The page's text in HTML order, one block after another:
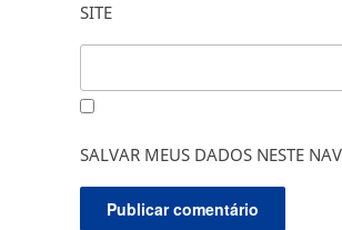
SITE
SALVAR MEUS DADOS NESTE